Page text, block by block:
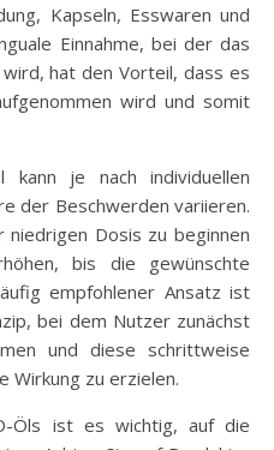
Kapseln, Esswaren und
Einnahme, bei der das
hat den Vorteil, dass es
wird und somit
kann je nach individuellen
der Beschwerden variieren.
Dosis zu beginnen
bis die gewünschte
empfohlener Ansatz ist
bei dem Nutzer zunächst
und diese schrittweise
Wirkung zu erzielen.
Öls ist es wichtig, auf die